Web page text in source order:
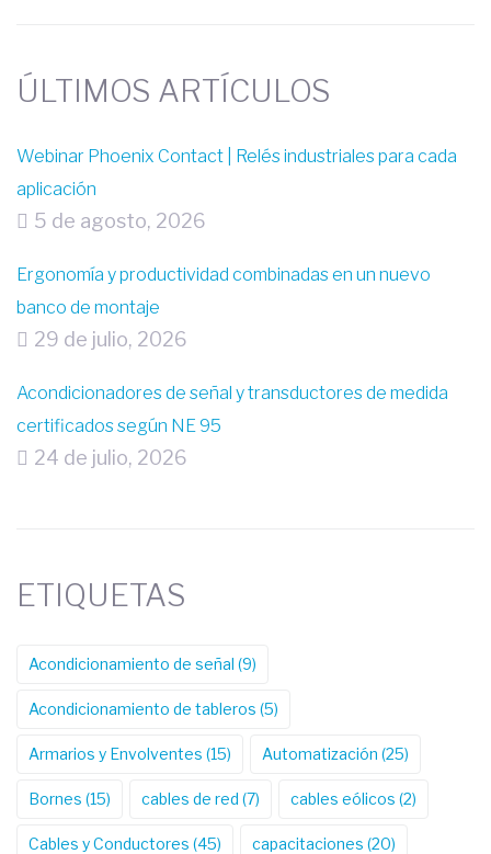
ÚLTIMOS ARTÍCULOS
Webinar Phoenix Contact | Relés industriales para cada
aplicación
5 de agosto, 2026
Ergonomía y productividad combinadas en un nuevo
banco de montaje
29 de julio, 2026
Acondicionadores de señal y transductores de medida
certificados según NE 95
24 de julio, 2026
ETIQUETAS
Acondicionamiento de señal (9)
Acondicionamiento de tableros (5)
Armarios y Envolventes (15) Automatización (25)
Bornes (15) cables de red (7) cables eólicos (2)
Cables y Conductores (45) capacitaciones (20)